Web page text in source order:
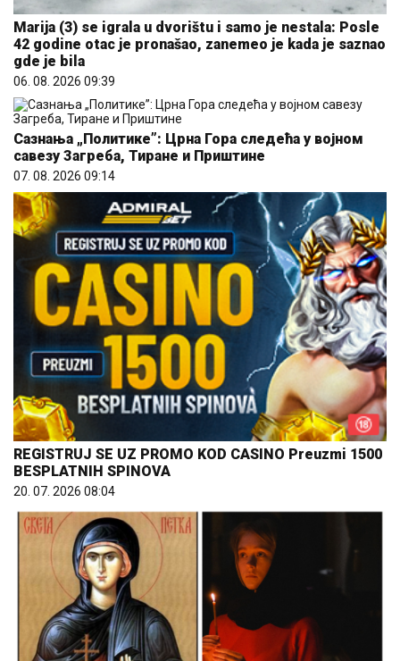
Marija (3) se igrala u dvorištu i samo je nestala: Posle
42 godine otac je pronašao, zanemeo je kada je saznao
gde je bila
06. 08. 2026 09:39
Сазнања „Политике”: Црна Гора следећа у војном
савезу Загреба, Тиране и Приштине
07. 08. 2026 09:14
REGISTRUJ SE UZ PROMO KOD CASINO Preuzmi 1500
BESPLATNIH SPINOVA
20. 07. 2026 08:04